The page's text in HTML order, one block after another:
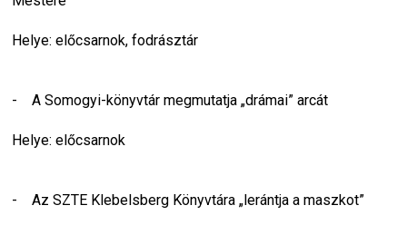
Helye: előcsarnok, fodrásztár
-    A Somogyi-könyvtár megmutatja „drámai” arcát
Helye: előcsarnok
-    Az SZTE Klebelsberg Könyvtára „lerántja a maszkot”